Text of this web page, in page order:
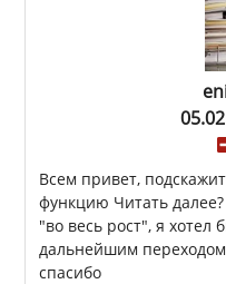
Всем привет,
функцию Читать
"во весь рост", я
дальнейшим переходом
спасибо